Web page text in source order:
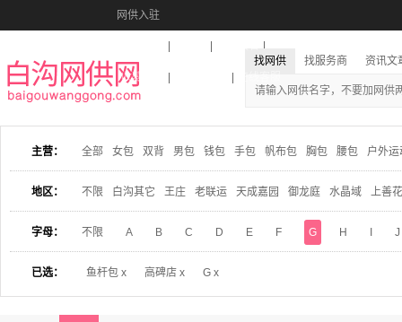
网供入驻
收藏本站
找网供 找服务商 资讯文
主营： 全部 女包 双背 男包 钱包 手包 帆布包 胸包 腰包 户外运
地区： 不限 白沟其它 王庄 老联运 天成嘉园 御龙庭 水晶域 上善
字母： 不限 A B C D E F G H J
已选： 鱼杆包 x 高碑店 x G x